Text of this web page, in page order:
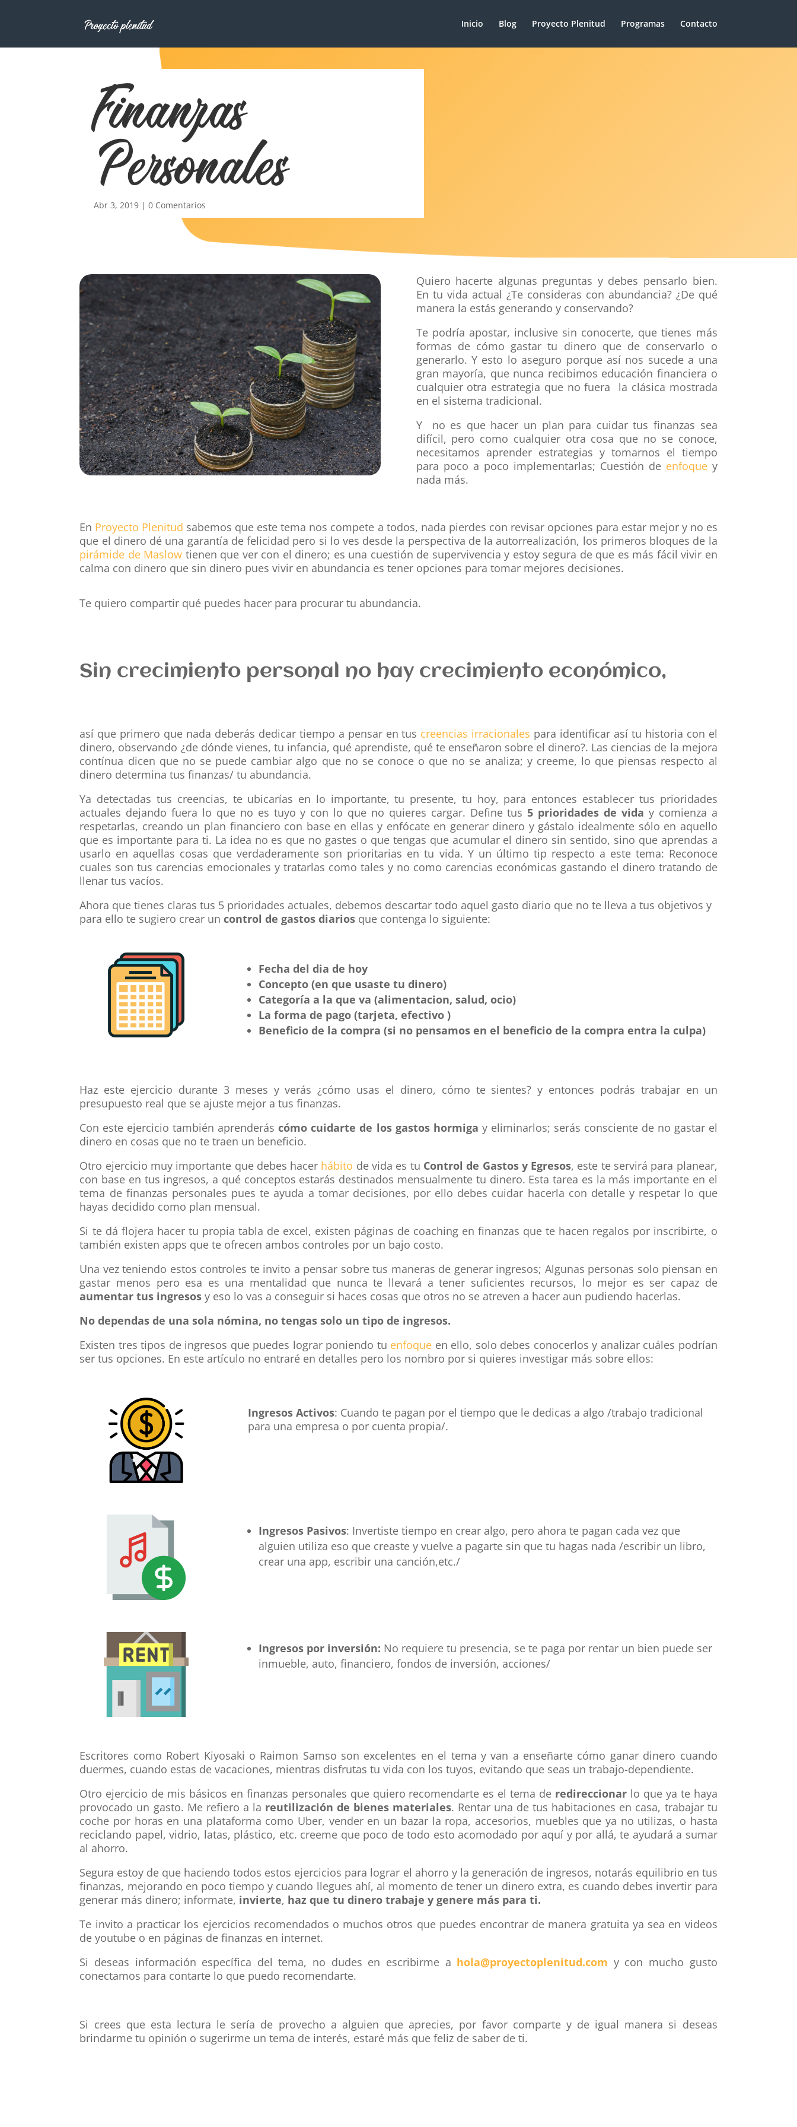
Inicio Blog Proyecto Plenitud Programas Contacto
Finanzas
Personales
Abr 3, 2019 |0 Comentarios
Quiero hacerte algunas preguntas y debes pensarlo bien.
En tu vida actual ¿Te consideras con abundancia? ¿De qué
manera la estás generando y conservando?
Te podría apostar, inclusive sin conocerte, que tienes más
formas de cómo gastar tu dinero que de conservarlo o
generarlo. Y esto lo aseguro porque así nos sucede a una
gran mayoría, que nunca recibimos educación financiera o
cualquier otra estrategia que no fuera la clásica mostrada
en el sistema tradicional.
Y no es que hacer un plan para cuidar tus finanzas sea
difícil, pero como cualquier otra cosa que no se conoce,
necesitamos aprender estrategias y tomarnos el tiempo
para poco a poco implementarlas; Cuestión deenfoquey
nada más.
En Proyecto Plenitud sabemos que este tema nos compete a todos, nada pierdes con revisar opciones para estar mejor y no es
que el dinero dé una garantía de felicidad pero si lo ves desde la perspectiva de la autorrealización, los primeros bloques de la
pirámide de Maslow tienen que ver con el dinero; es una cuestión de supervivencia y estoy segura de que es más fácil vivir en
calma con dinero que sin dinero pues vivir en abundancia es tener opciones para tomar mejores decisiones.
Te quiero compartir qué puedes hacer para procurar tu abundancia.
Sin crecimiento personal no hay crecimiento económico,
así que primero que nada deberás dedicar tiempo a pensar en tus creencias irracionales para identificar así tu historia con el
dinero, observando ¿de dónde vienes, tu infancia, qué aprendiste, qué te enseñaron sobre el dinero?. Las ciencias de la mejora
contínua dicen que no se puede cambiar algo que no se conoce o que no se analiza; y creeme, lo que piensas respecto al
dinero determina tus finanzas/ tu abundancia.
Ya detectadas tus creencias, te ubicarías en lo importante, tu presente, tu hoy, para entonces establecer tus prioridades
actuales dejando fuera lo que no es tuyo y con lo que no quieres cargar. Define tus 5 prioridades de vida y comienza a
respetarlas, creando un plan financiero con base en ellas y enfócate en generar dinero y gástalo idealmente sólo en aquello
que es importante para ti. La idea no es que no gastes o que tengas que acumular el dinero sin sentido, sino que aprendas a
usarlo en aquellas cosas que verdaderamente son prioritarias en tu vida. Y un último tip respecto a este tema: Reconoce
cuales son tus carencias emocionales y tratarlas como tales y no como carencias económicas gastando el dinero tratando de
llenar tus vacíos.
Ahora que tienes claras tus 5 prioridades actuales, debemos descartar todo aquel gasto diario que no te lleva a tus objetivos y
para ello te sugiero crear un control de gastos diarios que contenga lo siguiente:
Fecha del dia de hoy
Concepto (en que usaste tu dinero)
Categoría a la que va (alimentacion, salud, ocio)
La forma de pago (tarjeta, efectivo )
Beneficio de la compra (si no pensamos en el beneficio de la compra entra la culpa)
Haz este ejercicio durante 3 meses y verás ¿cómo usas el dinero, cómo te sientes? y entonces podrás trabajar en un
presupuesto real que se ajuste mejor a tus finanzas.
Con este ejercicio también aprenderás cómo cuidarte de los gastos hormiga y eliminarlos; serás consciente de no gastar el
dinero en cosas que no te traen un beneficio.
Otro ejercicio muy importante que debes hacer hábito de vida es tu Control de Gastos y Egresos, este te servirá para planear,
con base en tus ingresos, a qué conceptos estarás destinados mensualmente tu dinero. Esta tarea es la más importante en el
tema de finanzas personales pues te ayuda a tomar decisiones, por ello debes cuidar hacerla con detalle y respetar lo que
hayas decidido como plan mensual.
Si te dá flojera hacer tu propia tabla de excel, existen páginas de coaching en finanzas que te hacen regalos por inscribirte, o
también existen apps que te ofrecen ambos controles por un bajo costo.
Una vez teniendo estos controles te invito a pensar sobre tus maneras de generar ingresos; Algunas personas solo piensan en
gastar menos pero esa es una mentalidad que nunca te llevará a tener suficientes recursos, lo mejor es ser capaz de
aumentar tus ingresos y eso lo vas a conseguir si haces cosas que otros no se atreven a hacer aun pudiendo hacerlas.
No dependas de una sola nómina, no tengas solo un tipo de ingresos.
Existen tres tipos de ingresos que puedes lograr poniendo tu enfoque en ello, solo debes conocerlos y analizar cuáles podrían
ser tus opciones. En este artículo no entraré en detalles pero los nombro por si quieres investigar más sobre ellos:
Ingresos Activos: Cuando te pagan por el tiempo que le dedicas a algo /trabajo tradicional
para una empresa o por cuenta propia/.
Ingresos Pasivos: Invertiste tiempo en crear algo, pero ahora te pagan cada vez que
alguien utiliza eso que creaste y vuelve a pagarte sin que tu hagas nada /escribir un libro,
crear una app, escribir una canción,etc./
Ingresos por inversión: No requiere tu presencia, se te paga por rentar un bien puede ser
inmueble, auto, financiero, fondos de inversión, acciones/
Escritores como Robert Kiyosaki o Raimon Samso son excelentes en el tema y van a enseñarte cómo ganar dinero cuando
duermes, cuando estas de vacaciones, mientras disfrutas tu vida con los tuyos, evitando que seas un trabajo-dependiente.
Otro ejercicio de mis básicos en finanzas personales que quiero recomendarte es el tema de redireccionar lo que ya te haya
provocado un gasto. Me refiero a la reutilización de bienes materiales. Rentar una de tus habitaciones en casa, trabajar tu
coche por horas en una plataforma como Uber, vender en un bazar la ropa, accesorios, muebles que ya no utilizas, o hasta
reciclando papel, vidrio, latas, plástico, etc. creeme que poco de todo esto acomodado por aquí y por allá, te ayudará a sumar
al ahorro.
Segura estoy de que haciendo todos estos ejercicios para lograr el ahorro y la generación de ingresos, notarás equilibrio en tus
finanzas, mejorando en poco tiempo y cuando llegues ahí, al momento de tener un dinero extra, es cuando debes invertir para
generar más dinero; informate, invierte, haz que tu dinero trabaje y genere más para ti.
Te invito a practicar los ejercicios recomendados o muchos otros que puedes encontrar de manera gratuita ya sea en videos
de youtube o en páginas de finanzas en internet.
Si deseas información específica del tema, no dudes en escribirme a hola@proyectoplenitud.com y con mucho gusto
conectamos para contarte lo que puedo recomendarte.
Si crees que esta lectura le sería de provecho a alguien que aprecies, por favor comparte y de igual manera si deseas
brindarme tu opinión o sugerirme un tema de interés, estaré más que feliz de saber de ti.